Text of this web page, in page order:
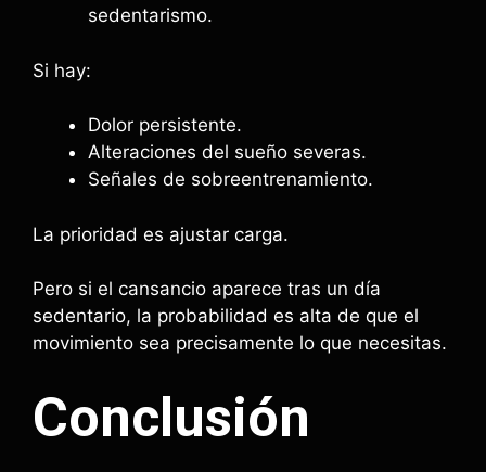
sedentarismo.
Si hay:
Dolor persistente.
Alteraciones del sueño severas.
Señales de sobreentrenamiento.
La prioridad es ajustar carga.
Pero si el cansancio aparece tras un día
sedentario, la probabilidad es alta de que el
movimiento sea precisamente lo que necesitas.
Conclusión